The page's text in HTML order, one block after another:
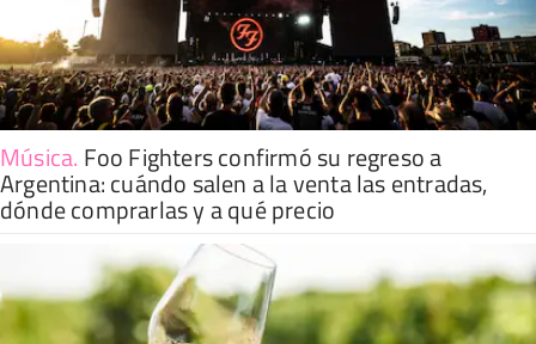
Música. Foo Fighters confirmó su regreso a
Argentina: cuándo salen a la venta las entradas,
dónde comprarlas y a qué precio